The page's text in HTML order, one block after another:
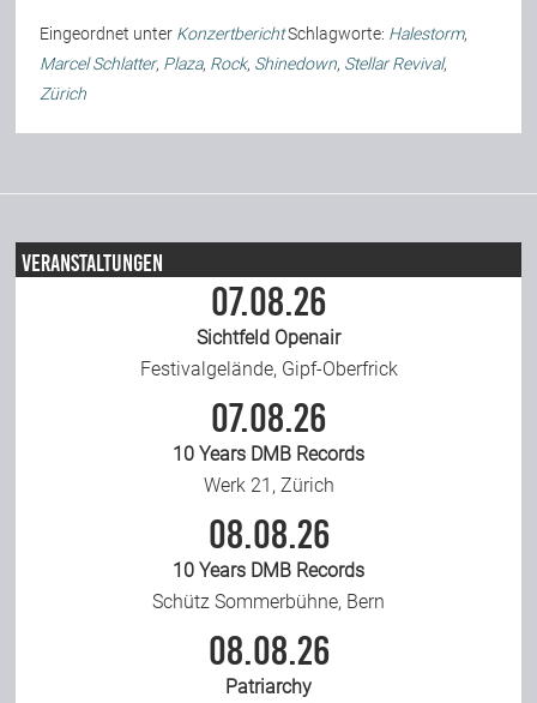
Bild-Archiv
Musik
Eingeordnet unter KonzertberichtSchlagworte: Halestorm,
Marcel Schlatter, Plaza, Rock, Shinedown, Stellar Revival,
Zürich
Veranstaltungen
07.08.26
Sichtfeld Openair
Festivalgelände, Gipf-Oberfrick
07.08.26
10 Years DMB Records
Werk 21, Zürich
08.08.26
10 Years DMB Records
Schütz Sommerbühne, Bern
08.08.26
Patriarchy